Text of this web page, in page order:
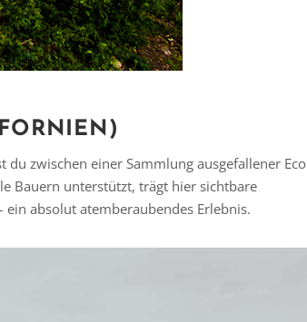
zwischen einer Sammlung ausgefallener Eco
Bauern unterstützt, trägt hier sichtbare
absolut atemberaubendes Erlebnis.